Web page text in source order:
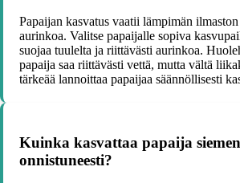
Papaijan kasvatus vaatii lämpimän ilmaston
aurinkoa. Valitse papaijalle sopiva
suojaa tuulelta ja riittävästi aurinkoa.
papaija saa riittävästi vettä, mutta vältä
tärkeää lannoittaa papaijaa säännöllisesti
Kuinka kasvattaa papaija
onnistuneesti?